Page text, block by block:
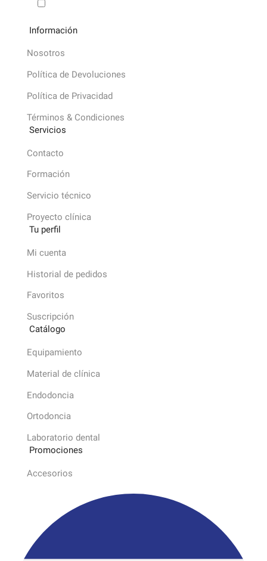
Información
Nosotros
Política de Devoluciones
Política de Privacidad
Términos & Condiciones
Servicios
Contacto
Formación
Servicio técnico
Proyecto clínica
Tu perfil
Mi cuenta
Historial de pedidos
Favoritos
Suscripción
Catálogo
Equipamiento
Material de clínica
Endodoncia
Ortodoncia
Laboratorio dental
Promociones
Accesorios